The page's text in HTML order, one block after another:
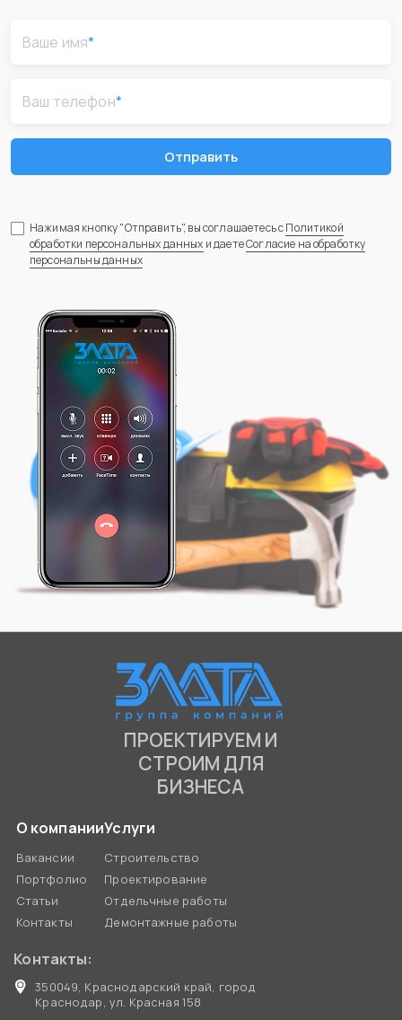
Ваше имя*
Ваш телефон*
Отправить
Нажимая кнопку "Отправить", вы соглашаетесь сПолитикой
обработки персональных данных и даетеСогласие на обработку
персональны данных
ПРОЕКТИРУЕМ И
СТРОИМ ДЛЯ
БИЗНЕСА
О компании
Вакансии
Портфолио
Статьи
Контакты
Услуги
Строительство
Проектирование
Отдельчные работы
Демонтажные работы
Контакты:
350049, Краснодарский край, город
Краснодар, ул. Красная 158